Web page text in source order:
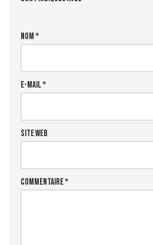
Nom*
E-mail*
Site web
Commentaire*